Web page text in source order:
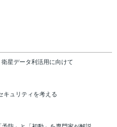
星データ利活用に向けて
キュリティを考える